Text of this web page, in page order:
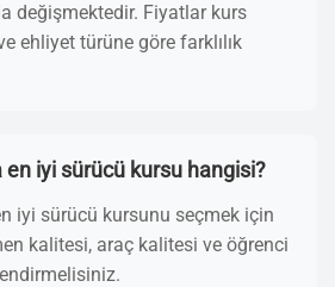
değişmektedir. Fiyatlar kurs
ehliyet türüne göre farklılık
en iyi sürücü kursu hangisi?
iyi sürücü kursunu seçmek için
kalitesi, araç kalitesi ve öğrenci